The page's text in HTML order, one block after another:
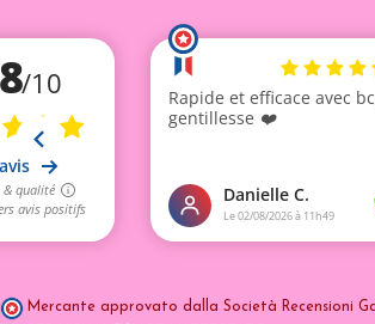
Mercante approvato dalla Società Recensioni